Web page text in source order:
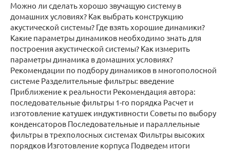
Можно ли сделать хорошо звучащую систему в
домашних условиях? Как выбрать конструкцию
акустической системы? Где взять хорошие динамики?
Какие параметры динамиков необходимо знать для
построения акустической системы? Как измерить
параметры динамика в домашних условиях?
Рекомендации по подбору динамиков в многополосной
системе Разделительные фильтры: введение
Приближение к реальности Рекомендация автора:
последовательные фильтры 1-го порядка Расчет и
изготовление катушек индуктивности Советы по выбору
конденсаторов Последовательные и параллельные
фильтры в трехполосных системах Фильтры высоких
порядков Изготовление корпуса Подведем итоги